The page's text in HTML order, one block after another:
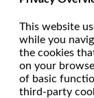
This website
while you
the cookies
on your
of basic
third-party